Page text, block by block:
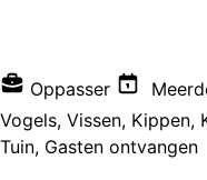
Oppasser
Vogels, Vissen, Kippen,
Tuin, Gasten ontvangen